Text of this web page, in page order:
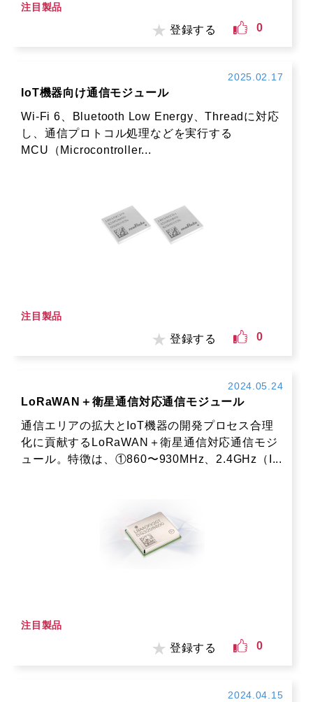
注目製品
登録する 0
2025.02.17
IoT機器向け通信モジュール
Wi-Fi 6、Bluetooth Low Energy、Threadに対応
し、通信プロトコル処理などを実行する
MCU（Microcontroller...
注目製品
登録する 0
2024.05.24
LoRaWAN＋衛星通信対応通信モジュール
通信エリアの拡大とIoT機器の開発プロセス合理
化に貢献するLoRaWAN＋衛星通信対応通信モジ
ュール。特徴は、①860〜930MHz、2.4GHz（I...
注目製品
登録する 0
2024.04.15